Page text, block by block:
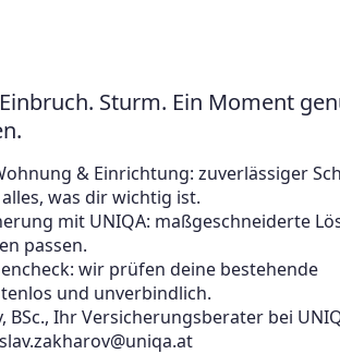
Sturm. Ein Moment
& Einrichtung: zuverlässiger
was dir wichtig ist.
mit UNIQA: maßgeschneiderte
passen.
wir prüfen deine bestehende
und unverbindlich.
BSc., Ihr Versicherungsberater bei